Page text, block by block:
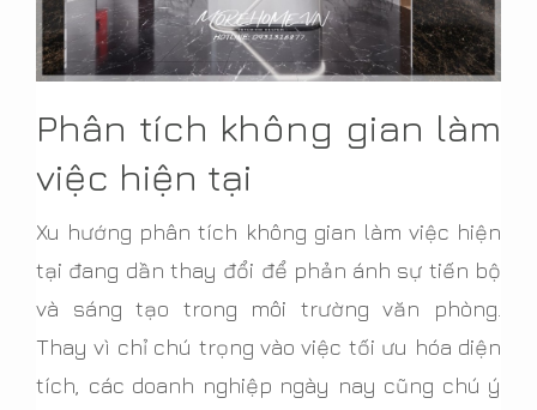
Phân tích không gian làm
việc hiện tại
Xu hướng phân tích không gian làm việc hiện
tại đang dần thay đổi để phản ánh sự tiến bộ
và sáng tạo trong môi trường văn phòng.
Thay vì chỉ chú trọng vào việc tối ưu hóa diện
tích, các doanh nghiệp ngày nay cũng chú ý